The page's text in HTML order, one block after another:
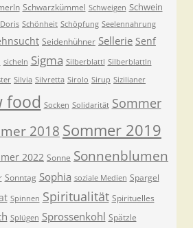
Schwarzkümmel Schweigen Schwein
Schönheit Schöpfung Seelennahrung
Seidenhühner Sellerie Senf
sicheln Sigma Silberblattl Silberblattln
Silvia Silvretta Sirolo Sirup Sizilianer
food Socken Solidarität Sommer
2018 Sommer 2019
2022 Sonne Sonnenblumen
Sonntag Sophia soziale Medien Spargel
Spinnen Spiritualität Spirituelles
Splügen Sprossenkohl Spätzle